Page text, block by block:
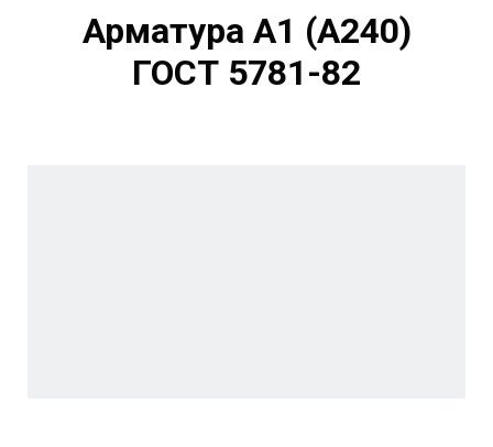
Арматура А1 (А240)
ГОСТ 5781-82